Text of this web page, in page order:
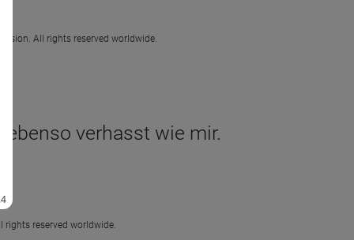
All rights reserved worldwide.
verhasst wie mir.
reserved worldwide.